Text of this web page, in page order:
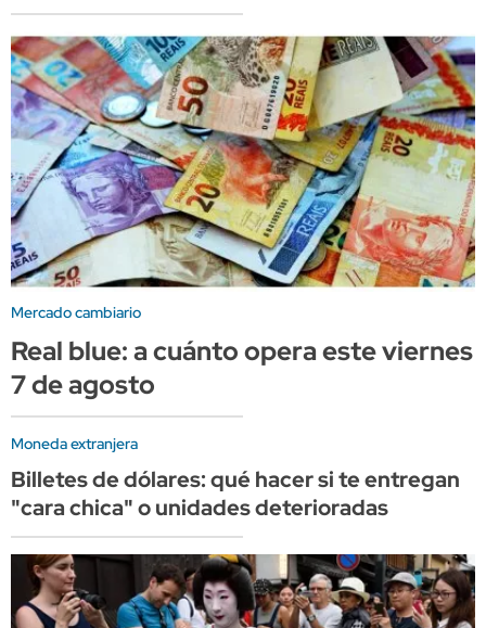
Mercado cambiario
Real blue: a cuánto opera este viernes
7 de agosto
Moneda extranjera
Billetes de dólares: qué hacer si te entregan
"cara chica" o unidades deterioradas